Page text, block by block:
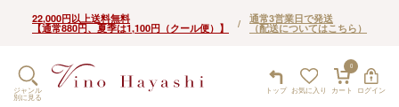
22,000円以上送料無料
【通常880円、夏季は1,100円（クール便）】 / 通常3営業日で発送
（配送についてはこちら）
トップ お気に入り
0
カート ログイン
ジャンル
別に見る